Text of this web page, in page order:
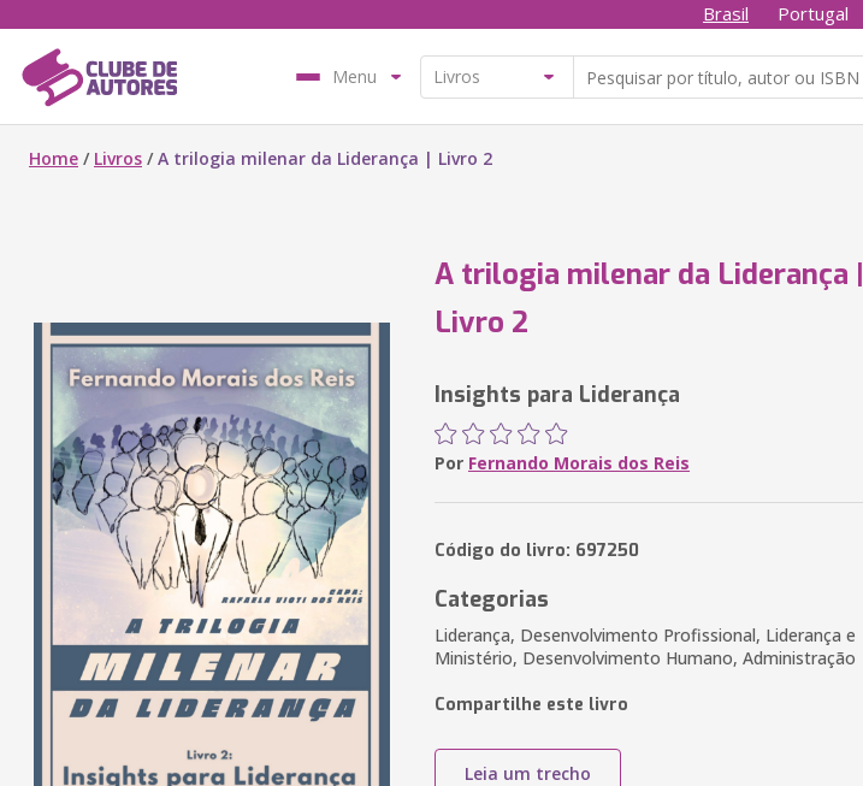
Brasil Portugal
Menu
Home / Livros /A trilogia milenar da Liderança | Livro 2
A trilogia milenar da Liderança |
Livro 2
Insights para Liderança
Por Fernando Morais dos Reis
Código do livro: 697250
Categorias
Liderança, Desenvolvimento Profissional, Liderança e
Ministério, Desenvolvimento Humano, Administração
Compartilhe este livro
Leia um trecho